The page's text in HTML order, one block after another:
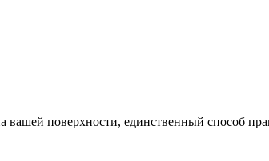
вашей поверхности, единственный способ